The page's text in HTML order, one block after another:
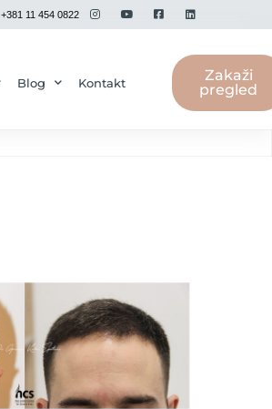
+381 11 454 0822
Blog Kontakt
Zakaži
pregled